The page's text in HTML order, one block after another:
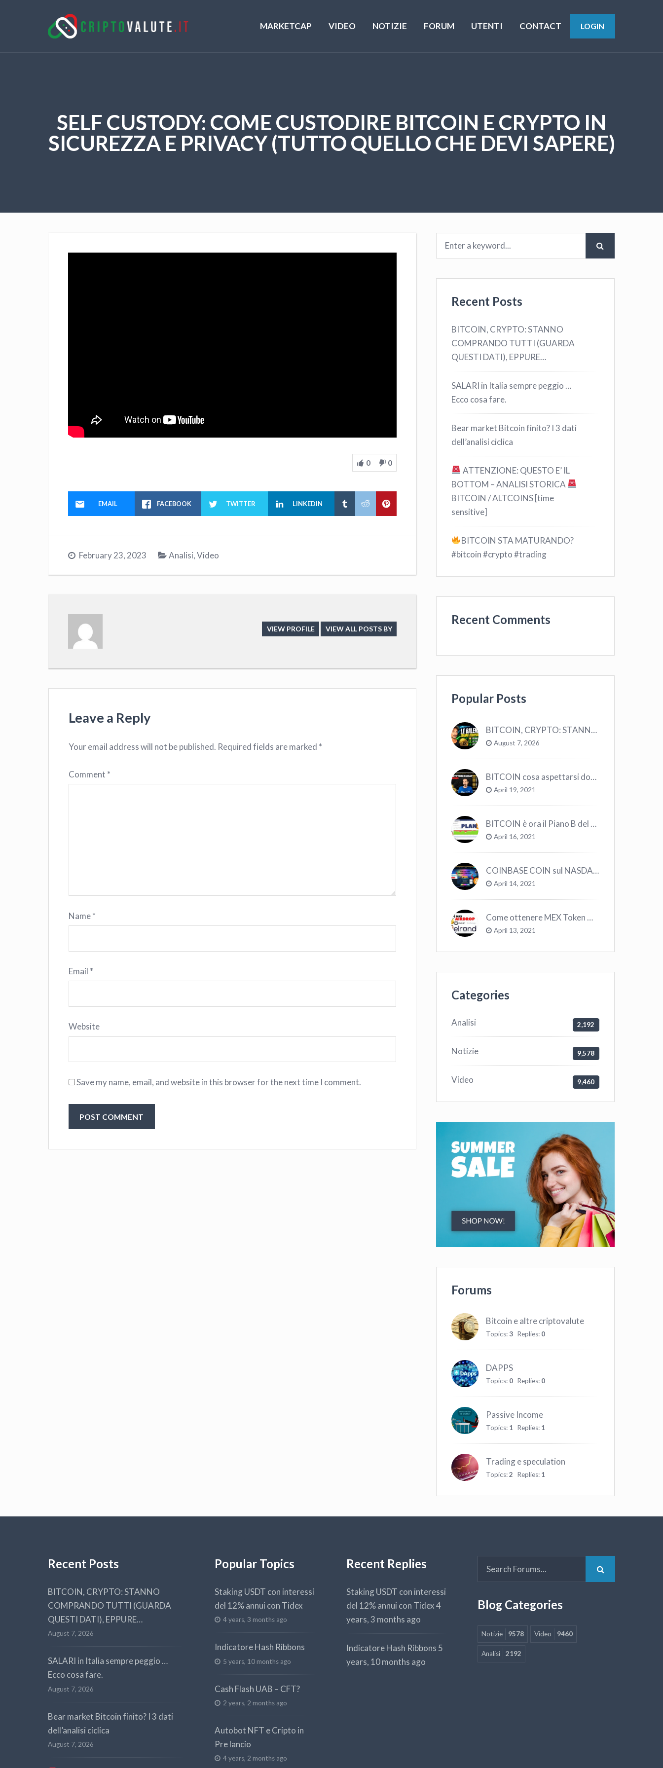
MARKETCAP VIDEO NOTIZIE FORUM UTENTI CONTACT LOGIN
SELF CUSTODY: COME CUSTODIRE BITCOIN E CRYPTO IN
SICUREZZA E PRIVACY (TUTTO QUELLO CHE DEVI SAPERE)
0 0
EMAIL FACEBOOK TWITTER LINKEDIN
February 23, 2023 Analisi,Video
VIEW PROFILE VIEW ALL POSTS BY
Leave a Reply
Your email address will not be published. Required fields are marked *
Comment *
Name*
Email *
Website
Save my name, email, and website in this browser for the next time I comment.
Recent Posts
BITCOIN, CRYPTO: STANNO
COMPRANDO TUTTI (GUARDA
QUESTI DATI), EPPURE…
SALARI in Italia sempre peggio …
Ecco cosa fare.
Bear market Bitcoin finito? I 3 dati
dell’analisi ciclica
ATTENZIONE: QUESTO E’ IL
BOTTOM – ANALISI STORICA
BITCOIN / ALTCOINS [time
sensitive]
BITCOIN STA MATURANDO?
#bitcoin #crypto #trading
Recent Comments
Popular Posts
BITCOIN, CRYPTO: STANNO COMPRANDO TUTTI (GUARDA QUESTI DATI), EPPURE…
August 7, 2026
BITCOIN cosa aspettarsi dopo il “Crollo”? – CryptoMonday NEWS w16/’21
April 19, 2021
BITCOIN è ora il Piano B del Mondo
April 16, 2021
COINBASE COIN sul NASDAQ e le CRYPTO volano!
April 14, 2021
Come ottenere MEX Token GRATIS su Elrond ?
April 13, 2021
Categories
Analisi 2,192
Notizie 9,578
Video 9,460
Forums
Bitcoin e altre criptovalute
Topics:3 Replies: 0
DAPPS
Topics: 0 Replies: 0
Passive Income
Topics: 1 Replies: 1
Trading e speculation
Topics:2 Replies: 1
Recent Posts
BITCOIN, CRYPTO: STANNO
COMPRANDO TUTTI (GUARDA
QUESTI DATI), EPPURE…
August 7, 2026
SALARI in Italia sempre peggio …
Ecco cosa fare.
August 7, 2026
Bear market Bitcoin finito? I 3 dati
dell’analisi ciclica
August 7, 2026
Popular Topics
Staking USDT con interessi
del 12% annui con Tidex
4 years, 3 months ago
Indicatore Hash Ribbons
5 years, 10 months ago
Cash Flash UAB – CFT?
2 years, 2 months ago
Autobot NFT e Cripto in
Pre lancio
4 years, 2 months ago
Recent Replies
Staking USDT con interessi
del 12% annui con Tidex4
years, 3 months ago
Indicatore Hash Ribbons 5
years, 10 months ago
Blog Categories
Notizie 9578 Video 9460
Analisi 2192